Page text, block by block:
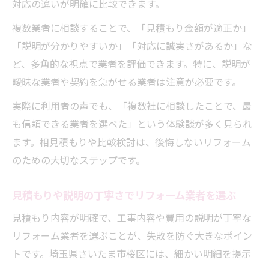
対応の違いが明確に比較できます。
複数業者に相談することで、「見積もり金額が適正か」
「説明が分かりやすいか」「対応に誠実さがあるか」な
ど、多角的な視点で業者を評価できます。特に、説明が
曖昧な業者や契約を急がせる業者は注意が必要です。
実際に利用者の声でも、「複数社に相談したことで、最
も信頼できる業者を選べた」という体験談が多く見られ
ます。相見積もりや比較検討は、後悔しないリフォーム
のための大切なステップです。
見積もりや説明の丁寧さでリフォーム業者を選ぶ
見積もり内容が明確で、工事内容や費用の説明が丁寧な
リフォーム業者を選ぶことが、失敗を防ぐ大きなポイン
トです。埼玉県さいたま市桜区には、細かい明細を提示